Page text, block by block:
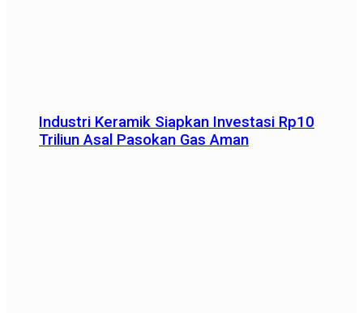
Industri Keramik Siapkan Investasi Rp10
Triliun Asal Pasokan Gas Aman